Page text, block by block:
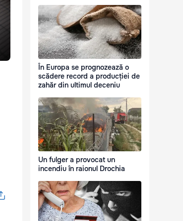
În Europa se prognozează o
scădere record a producției de
zahăr din ultimul deceniu
Un fulger a provocat un
incendiu în raionul Drochia